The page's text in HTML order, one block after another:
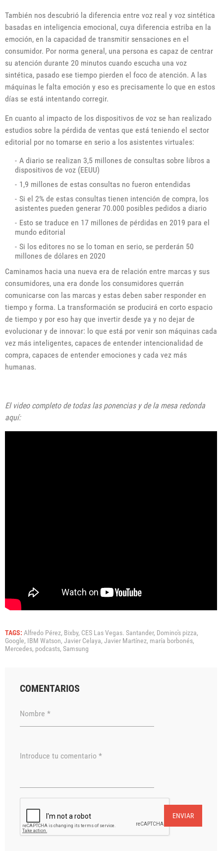
También nos descubrió la diferencia entre voz real y voz sintética
basadas en inteligencia emocional, cuya diferencia estriba en la
emoción, en la capacidad de transmitir sensaciones en el
consumidor. Por norma general, una persona es capaz de centrar
su atención durante 20 minutos cuando escucha una voz
sintética, pasado ese tiempo pierden el foco de atención. A las
máquinas le falta emoción y eso es precisamente lo que en estos
días se está intentando corregir.
En cuanto al impacto de los dispositivos de voz se han realizado
estudios sobre la pérdida de ventas que está teniendo el sector
editorial por no tomarse en serio a los asistentes virtuales:
A diario se realizan 3,5 millones de consultas sobre libros a
dispositivos de voz (EEUU)
1,9 millones de estas consultas no fueron entendidas
Si el 2% de estas consultas tienen intención de compra, los
asistentes pueden generar 70.000 posibles pedidos a diario
Esto se traduce en 17 millones de pérdidas en 2019 para el
mundo editorial
Si los editores no se lo toman en serio, se perderán 50
millones de dólares en 2020
Caminamos hacia una nueva era de relación entre marcas y sus
consumidores, una era donde los consumidores querrán
comunicarse con las marcas y estas deben saber responder en
tiempo y forma. La transformación se producirá en corto espacio
de tiempo y por eso hay que invertir desde ya y no dejar de
evolucionar y de innovar: lo que está por venir son máquinas cada
vez más inteligentes, capaces de entender intencionalidad de
compra, capaces de entender emociones y cada vez más
humanas.
El video completo de todas las ponencias y de la mesa redonda
aquí:
TAGS: Alfredo Pérez, Bixby, CES Las Vegas. Santander, Domino's pizza,
Google, IBM Watson, Javier Celaya, Javier Martínez, maría borbonés,
Mercedes, podcasts, Samsung
COMENTARIOS
Nombre *
Introduce tu comentario *
ENVIAR